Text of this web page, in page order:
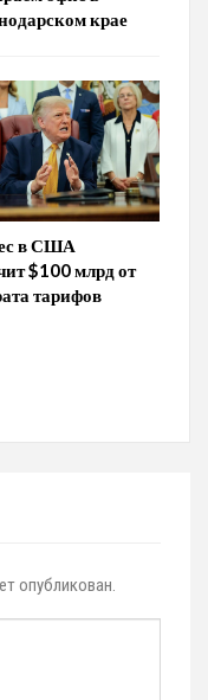
крае
в США
$100 млрд от
тарифов
опубликован.